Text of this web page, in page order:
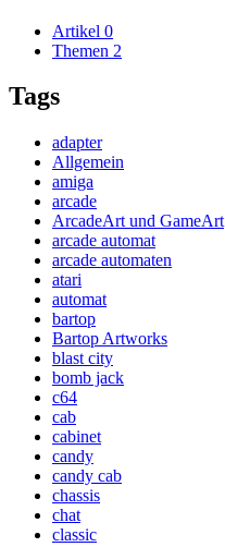
Artikel 0
Themen 2
Tags
adapter
Allgemein
amiga
arcade
ArcadeArt und GameArt
arcade automat
arcade automaten
atari
automat
bartop
Bartop Artworks
blast city
bomb jack
c64
cab
cabinet
candy
candy cab
chassis
chat
classic